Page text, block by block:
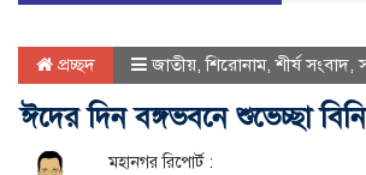
প্রচ্ছদ জাতীয়,শিরোনাম,শীর্ষ সংবাদ,
ঈদের দিন বঙ্গভবনে শুভেচ্ছা
মহানগর রিপোর্ট :